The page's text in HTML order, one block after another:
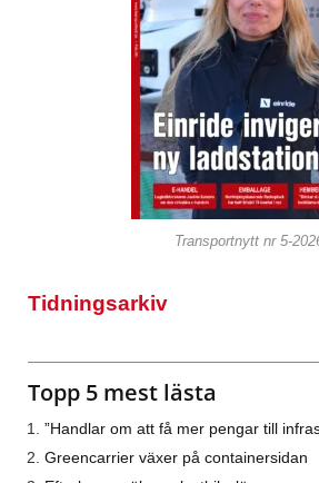
Transportnytt nr 5-
Tidningsarkiv
Topp 5 mest lästa
”Handlar om att få mer pengar till
Greencarrier växer på containersidan